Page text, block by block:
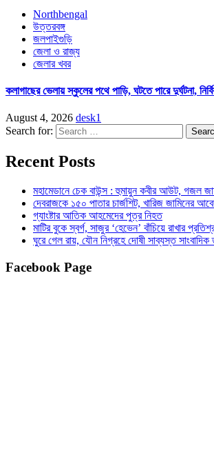
Northbengal
উত্তরবঙ্গ
জলপাইগুড়ি
জেলা ও রাজ্য
জেলার খবর
কলাগাছের ভেলায় স্কুলের পথে পাড়ি, ঘটতে পারে দুর্ঘটনা,
August 4, 2026 desk1
Search for:
Recent Posts
মহামেডানে চেক বাউন্স : হুমায়ুন কবীর আউট, গজল
দেবরাজকে ১৫০ পাতার চার্জশিট, খারিজ জামিনের
গ্যাংষ্টার আতিক আহমেদের পুত্র নিহত
মাটির বুকে স্বর্গ, সাজুর ‘হেভেন’ বাঁচিয়ে রাখার
ঘুরে গেল রায়, যৌন নিগ্রহে দোষী সাব্যস্ত
Facebook Page